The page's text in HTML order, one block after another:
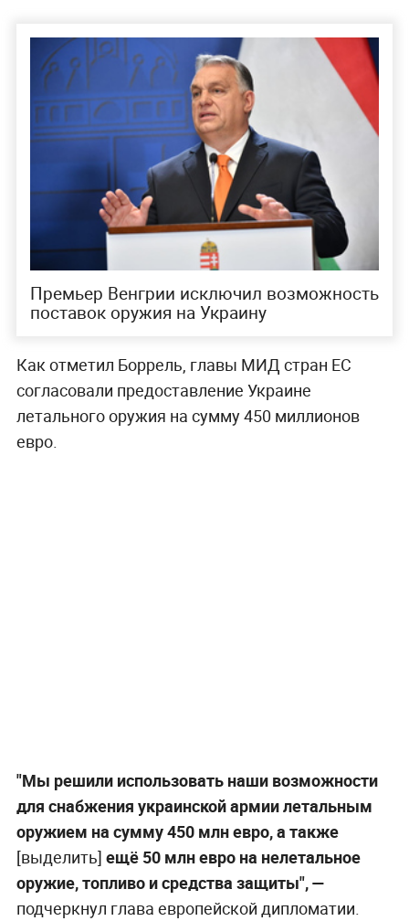
Премьер Венгрии исключил возможность
поставок оружия на Украину
Как отметил Боррель, главы МИД стран ЕС
согласовали предоставление Украине
летального оружия на сумму 450 миллионов
евро.
"Мы решили использовать наши возможности
для снабжения украинской армии летальным
оружием на сумму 450 млн евро, а также
[выделить] ещё 50 млн евро на нелетальное
оружие, топливо и средства защиты", —
подчеркнул глава европейской дипломатии.